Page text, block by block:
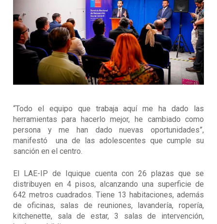
“Todo el equipo que trabaja aquí me ha dado las
herramientas para hacerlo mejor, he cambiado como
persona y me han dado nuevas oportunidades”,
manifestó una de las adolescentes que cumple su
sanción en el centro.
El LAE-IP de Iquique cuenta con 26 plazas que se
distribuyen en 4 pisos, alcanzando una superficie de
642 metros cuadrados. Tiene 13 habitaciones, además
de oficinas, salas de reuniones, lavandería, ropería,
kitchenette, sala de estar, 3 salas de intervención,